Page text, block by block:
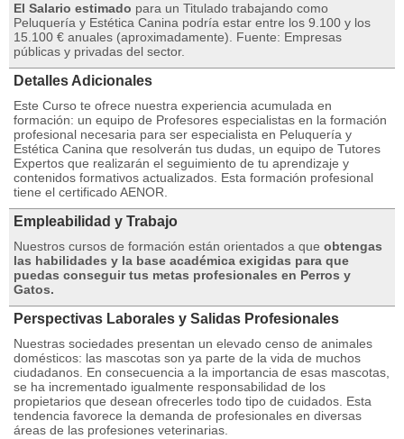
El Salario estimado para un Titulado trabajando como
Peluquería y Estética Canina podría estar entre los 9.100 y los
15.100 € anuales (aproximadamente). Fuente: Empresas
públicas y privadas del sector.
Detalles Adicionales
Este Curso te ofrece nuestra experiencia acumulada en
formación: un equipo de Profesores especialistas en la formación
profesional necesaria para ser especialista en Peluquería y
Estética Canina que resolverán tus dudas, un equipo de Tutores
Expertos que realizarán el seguimiento de tu aprendizaje y
contenidos formativos actualizados. Esta formación profesional
tiene el certificado AENOR.
Empleabilidad y Trabajo
Nuestros cursos de formación están orientados a que obtengas
las habilidades y la base académica exigidas para que
puedas conseguir tus metas profesionales en Perros y
Gatos.
Perspectivas Laborales y Salidas Profesionales
Nuestras sociedades presentan un elevado censo de animales
domésticos: las mascotas son ya parte de la vida de muchos
ciudadanos. En consecuencia a la importancia de esas mascotas,
se ha incrementado igualmente responsabilidad de los
propietarios que desean ofrecerles todo tipo de cuidados. Esta
tendencia favorece la demanda de profesionales en diversas
áreas de las profesiones veterinarias.